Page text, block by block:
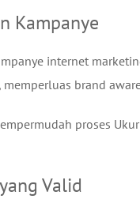
Kampanye
internet
brand
proses
Valid